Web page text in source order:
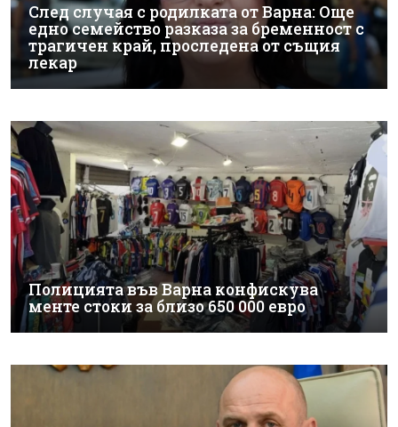
След случая с родилката от Варна: Още
едно семейство разказа за бременност с
трагичен край, проследена от същия
лекар
Полицията във Варна конфискува
менте стоки за близо 650 000 евро